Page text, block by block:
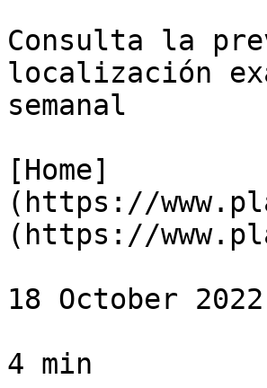
Consulta la
localización
semanal
[Home]
(https://
(https://
18 October 2022
4 min